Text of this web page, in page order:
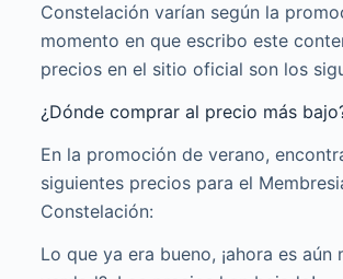
Constelación varían según la
momento en que escribo este
precios en el sitio oficial son los
¿Dónde comprar al precio más
En la promoción de verano,
siguientes precios para el
Constelación:
Lo que ya era bueno, ¡ahora es aún